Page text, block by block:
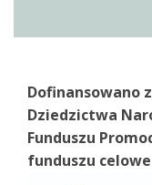
Dofinansowano
Dziedzictwa
Funduszu
funduszu